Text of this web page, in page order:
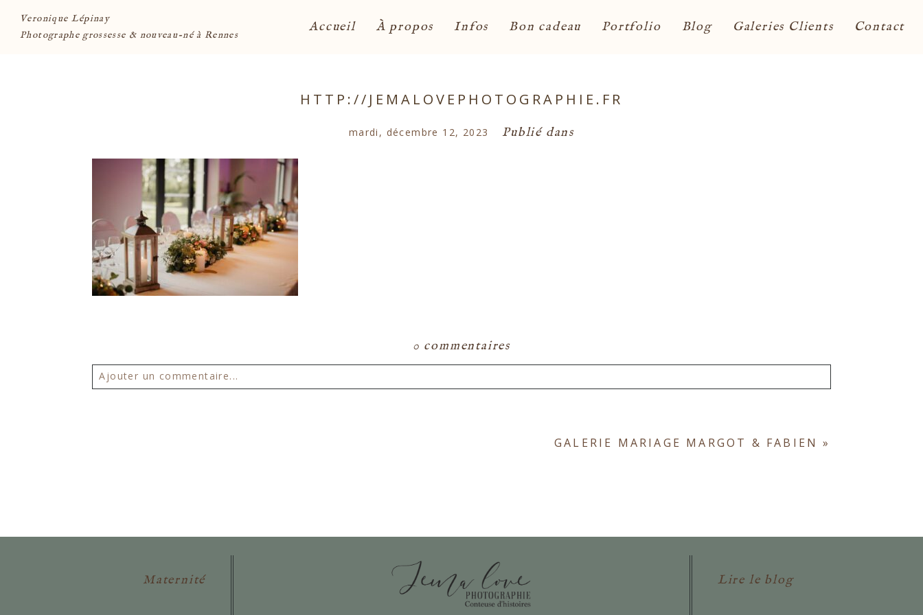
Veronique Lépinay
Photographe grossesse & nouveau-né à Rennes
Accueil À propos Infos Bon cadeau Portfolio Blog Galeries Clients Contact
HTTP://JEMALOVEPHOTOGRAPHIE.FR
mardi, décembre 12, 2023 Publié dans
0 commentaires
Ajouter un commentaire...
GALERIE MARIAGE MARGOT & FABIEN »
Maternité Lire le blog